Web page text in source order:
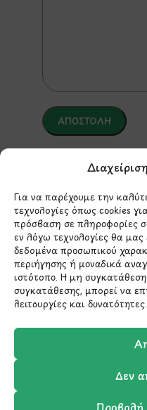
Για να παρέχουμε την
τεχνολογίες όπως cookies
πρόσβαση σε πληροφορίες
εν λόγω τεχνολογίες θα
δεδομένα προσωπικού
περιήγησης ή μοναδικά
ιστότοπο. Η μη
συγκατάθεσης, μπορεί να
λειτουργίες και δυνατότητες.
Δεν
Προβολή
reCAPTCHA και
Όροι Παροχής Υπηρεσιών
ΣΤΟΙΧΕΙΑ
Holargos Center
Λ.Περικλέους
Χολαργός 15561